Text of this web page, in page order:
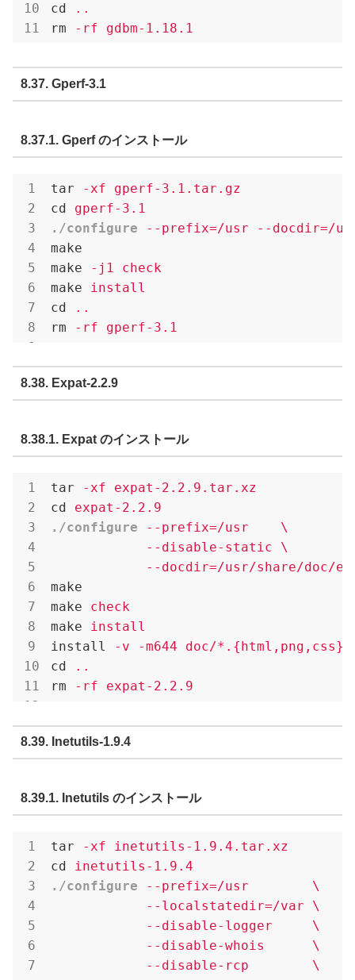
cd
..
rm
-rf gdbm-1.18.1
8.37. Gperf-3.1
8.37.1. Gperf のインストール
tar
-xf gperf-3.1.tar.gz
cd
gperf-3.1
./configure
--prefix=/usr --docdir=/
make
make
-j1 check
make
install
cd
..
rm
-rf gperf-3.1
8.38. Expat-2.2.9
8.38.1. Expat のインストール
tar
-xf expat-2.2.9.tar.xz
cd
expat-2.2.9
./configure
--prefix=/usr    \
            --disable-static \
--docdir=/usr/share/doc/
make
make
check
make
install
install
-v -m644 doc/*.{html,png,css}
cd
..
rm
-rf expat-2.2.9
8.39. Inetutils-1.9.4
8.39.1. Inetutils のインストール
tar
-xf inetutils-1.9.4.tar.xz
cd
inetutils-1.9.4
./configure
--prefix=/usr        \
            --localstatedir=/var \
            --disable-logger     \
            --disable-whois      \
            --disable-rcp        \